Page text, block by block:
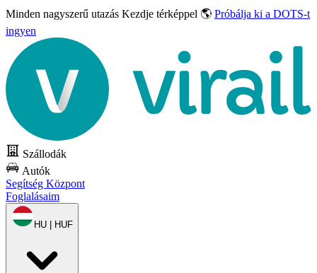
Minden nagyszerű utazás Kezdje térképpel 🌎 Próbálja ki a DOTS-t
ingyen
Szállodák
Autók
Segítség Központ
Foglalásaim
HU | HUF